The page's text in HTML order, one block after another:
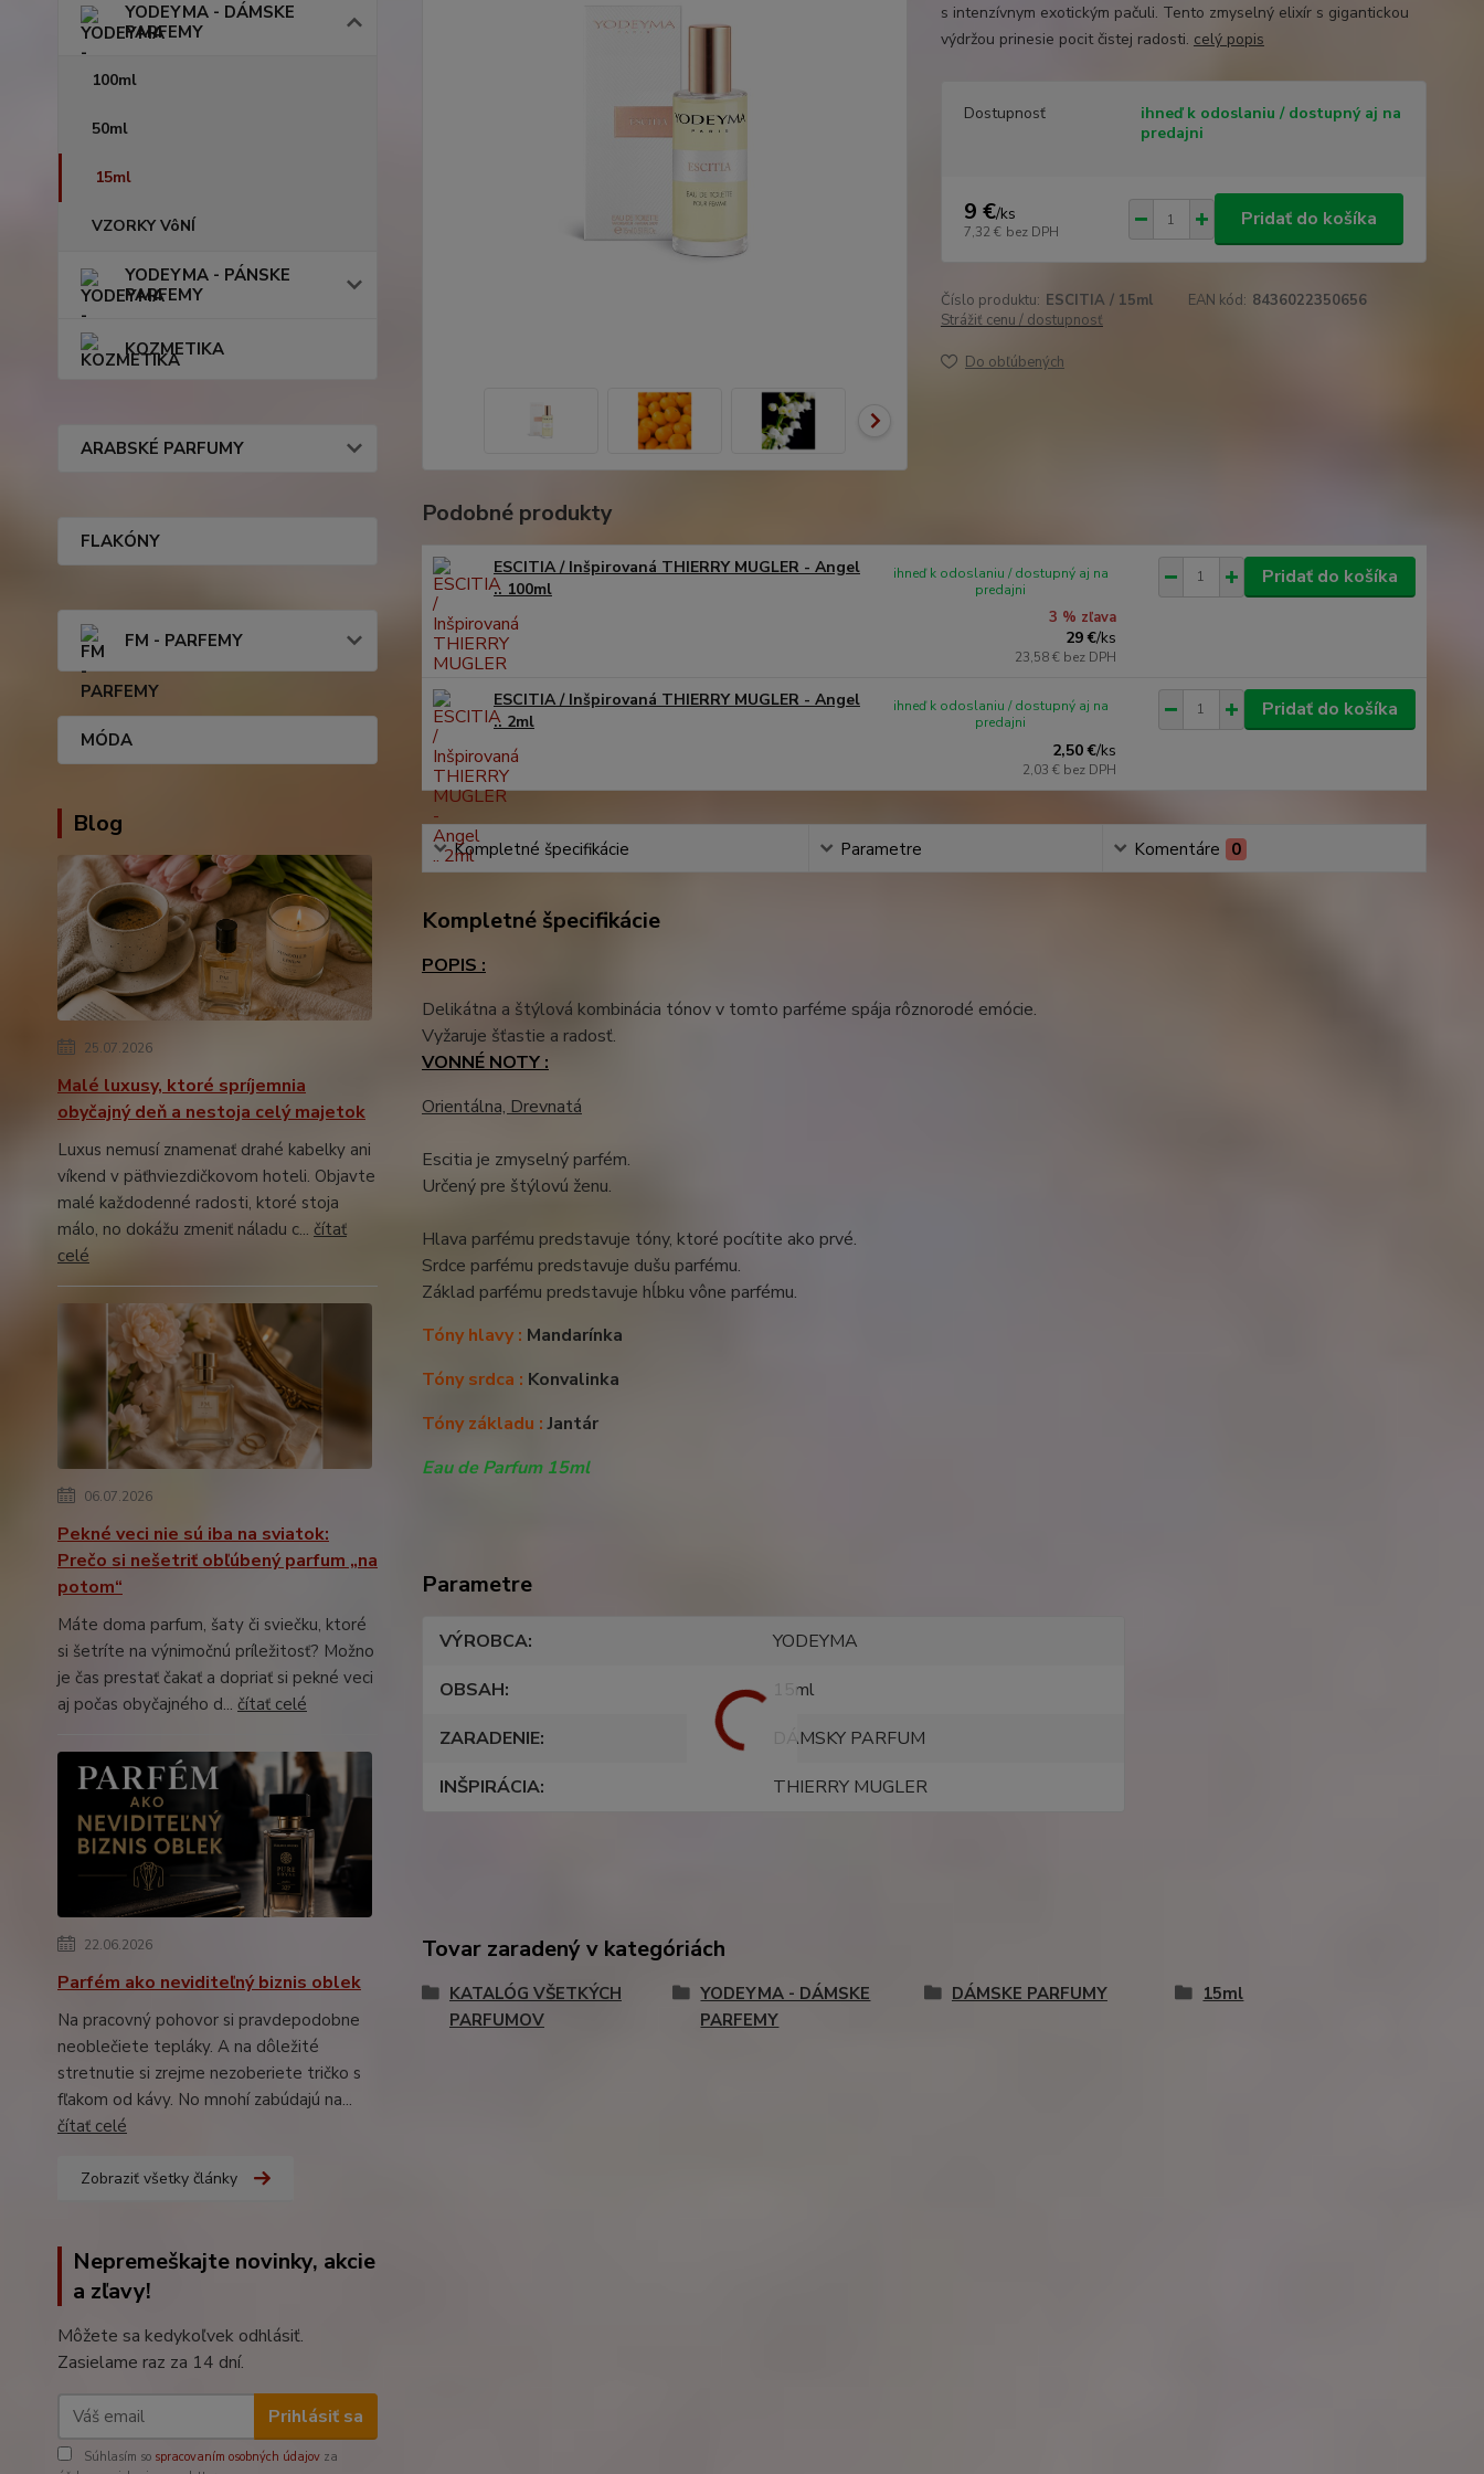
YODEYMA - DÁMSKE
PARFEMY
100ml
50ml
15ml
VZORKY VôNÍ
YODEYMA - PÁNSKE
PARFEMY
KOZMETIKA
ARABSKÉ PARFUMY
FLAKÓNY
FM - PARFEMY
MÓDA
Blog
25.07.2026
Malé luxusy, ktoré spríjemnia
obyčajný deň a nestoja celý majetok
Luxus nemusí znamenať drahé kabelky ani
víkend v päťhviezdičkovom hoteli. Objavte
malé každodenné radosti, ktoré stoja
málo, no dokážu zmeniť náladu c... čítať
celé
06.07.2026
Pekné veci nie sú iba na sviatok:
Prečo si nešetriť obľúbený parfum „na
potom“
Máte doma parfum, šaty či sviečku, ktoré
si šetríte na výnimočnú príležitosť? Možno
je čas prestať čakať a dopriať si pekné veci
aj počas obyčajného d... čítať celé
22.06.2026
Parfém ako neviditeľný biznis oblek
Na pracovný pohovor si pravdepodobne
neoblečiete tepláky. A na dôležité
stretnutie si zrejme nezoberiete tričko s
fľakom od kávy. No mnohí zabúdajú na...
čítať celé
Zobraziť všetky články
Nepremeškajte novinky, akcie
a zľavy!
Môžete sa kedykoľvek odhlásiť.
Zasielame raz za 14 dní.
Prihlásiť sa
Súhlasím so spracovaním osobných údajov za
s intenzívnym exotickým pačuli. Tento zmyselný elixír s gigantickou
výdržou prinesie pocit čistej radosti. celý popis
Dostupnosť
ihneď k odoslaniu / dostupný aj na
predajni
9 €/ks
7,32 € bez DPH
Pridať do košíka
Číslo produktu: ESCITIA / 15ml EAN kód: 8436022350656
Strážiť cenu / dostupnosť
Do obľúbených
Podobné produkty
ESCITIA / Inšpirovaná THIERRY MUGLER - Angel
.. 100ml
3 % zľava
29 €/ks
23,58 € bez DPH
ihneď k odoslaniu / dostupný aj na
predajni
Pridať do košíka
ESCITIA / Inšpirovaná THIERRY MUGLER - Angel
.. 2ml
2,50 €/ks
2,03 € bez DPH
ihneď k odoslaniu / dostupný aj na
predajni
Pridať do košíka
Kompletné špecifikácie Parametre Komentáre 0
Kompletné špecifikácie
POPIS :
Delikátna a štýlová kombinácia tónov v tomto parféme spája rôznorodé emócie.
Vyžaruje šťastie a radosť.
VONNÉ NOTY :
Orientálna, Drevnatá
Escitia je zmyselný parfém.
Určený pre štýlovú ženu.
Hlava parfému predstavuje tóny, ktoré pocítite ako prvé.
Srdce parfému predstavuje dušu parfému.
Základ parfému predstavuje hĺbku vône parfému.
Tóny hlavy : Mandarínka
Tóny srdca : Konvalinka
Tóny základu :Jantár
Eau de Parfum 15ml
Parametre
VÝROBCA
YODEYMA
OBSAH
15ml
ZARADENIE
DÁMSKY PARFUM
INŠPIRÁCIA
THIERRY MUGLER
Tovar zaradený v kategóriách
KATALÓG VŠETKÝCH
PARFUMOV
YODEYMA - DÁMSKE
PARFEMY
DÁMSKE PARFUMY 15ml